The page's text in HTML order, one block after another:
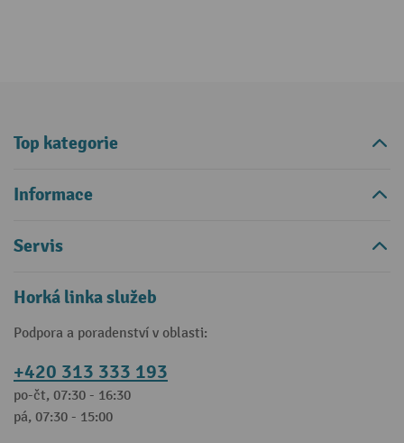
Top kategorie
Informace
Servis
Horká linka služeb
Podpora a poradenství v oblasti:
+420 313 333 193
po-čt, 07:30 - 16:30
pá, 07:30 - 15:00